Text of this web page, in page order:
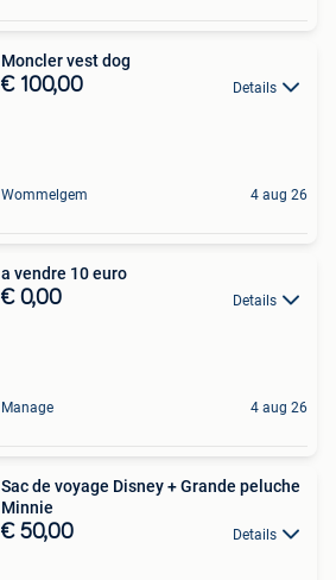
Moncler vest dog
€ 100,00 Details
Wommelgem 4 aug 26
a vendre 10 euro
€ 0,00 Details
Manage 4 aug 26
Sac de voyage Disney + Grande peluche
Minnie
€ 50,00 Details